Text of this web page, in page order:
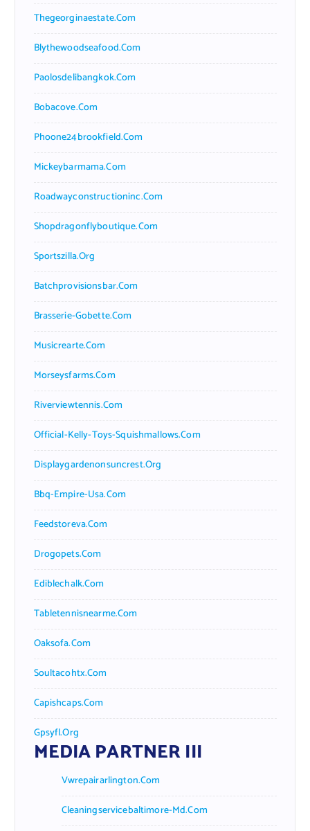
Thegeorginaestate.com
Blythewoodseafood.com
Paolosdelibangkok.com
Bobacove.com
Phoone24brookfield.com
Mickeybarmama.com
Roadwayconstructioninc.com
Shopdragonflyboutique.com
Sportszilla.org
Batchprovisionsbar.com
Brasserie-Gobette.com
Musicrearte.com
Morseysfarms.com
Riverviewtennis.com
Official-Kelly-Toys-Squishmallows.com
Displaygardenonsuncrest.org
Bbq-Empire-Usa.com
Feedstoreva.com
Drogopets.com
Ediblechalk.com
Tabletennisnearme.com
Oaksofa.com
Soultacohtx.com
Capishcaps.com
Gpsyfl.org
MEDIA PARTNER III
Vwrepairarlington.com
Cleaningservicebaltimore-Md.com